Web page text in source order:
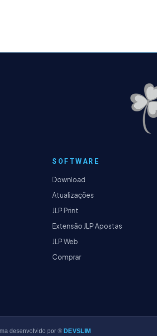
SOFTWARE
Download
Atualizações
JLP Print
Extensão JLP Apostas
JLP Web
Comprar
desenvolvido por ® DEVSLIM